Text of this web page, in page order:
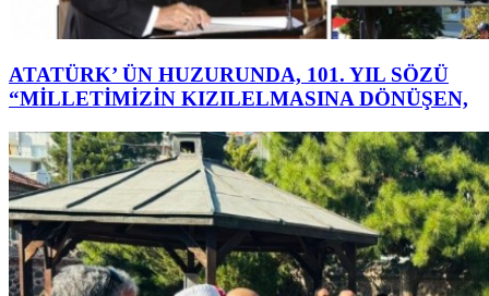
ATATÜRK’ ÜN HUZURUNDA, 101. YIL SÖZÜ
“MİLLETİMİZİN KIZILELMASINA DÖNÜŞEN,